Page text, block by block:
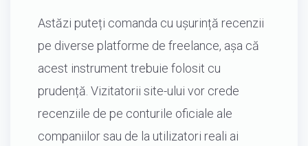
Astăzi puteți comanda cu ușurință recenzii
pe diverse platforme de freelance, așa că
acest instrument trebuie folosit cu
prudență. Vizitatorii site-ului vor crede
recenziile de pe conturile oficiale ale
companiilor sau de la utilizatori reali ai